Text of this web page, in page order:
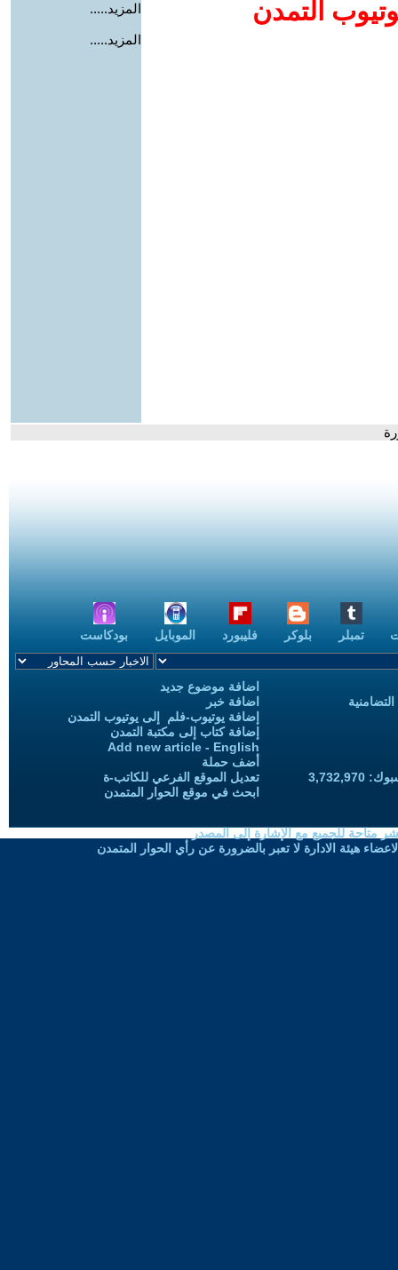
التمدن المزيد.....
المزيد.....
تمبلر بلوكر فليبورد الموبايل بودكاست
اضافة موضوع جديد
اضافة خبر
إضافة يوتيوب-فلم إلى يوتيوب التمدن
إضافة كتاب إلى مكتبة التمدن
Add new article - English
أضف حملة
تعديل الموقع الفرعي للكاتب-ة
ابحث في موقع الحوار المتمدن
متاحة للجميع مع الإشارة إلى المصدر
هيئة الادارة لا تعبر بالضرورة عن رأي الحوار المتمدن